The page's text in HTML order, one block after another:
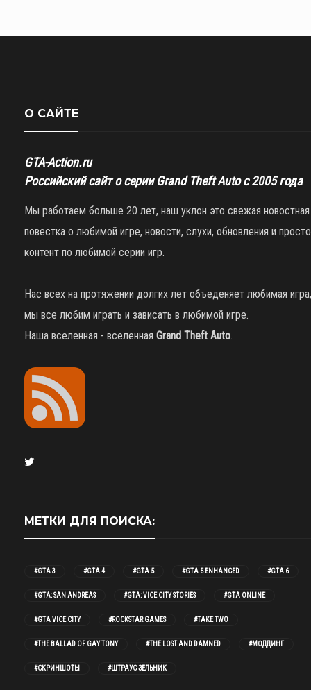
О САЙТЕ
GTA-Action.ru
Российский сайт о серии Grand Theft Auto с 2005 года
Мы работаем больше 20 лет, наш уклон это свежая новостная
повестка о любимой игре, новости, слухи, обновления и просто
контент по любимой серии игр.
Нас всех на протяжении долгих лет объеденяет любимая игра,
мы все любим играть и зависать в любимой игре.
Наша вселенная - вселенная Grand Theft Auto.
МЕТКИ ДЛЯ ПОИСКА:
#GTA 3 #GTA 4 #GTA 5 #GTA 5 ENHANCED #GTA 6
#GTA: SAN ANDREAS #GTA: VICE CITY STORIES #GTA ONLINE
#GTA VICE CITY #ROCKSTAR GAMES #TAKE TWO
#THE BALLAD OF GAY TONY #THE LOST AND DAMNED #МОДДИНГ
#СКРИНШОТЫ #ШТРАУС ЗЕЛЬНИК